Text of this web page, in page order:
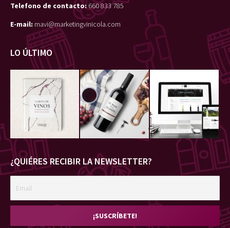
Telefono de contacto:660 833 785
E-mail: mavi@marketingvinicola.com
LO ÚLTIMO
¿QUIÉRES RECIBIR LA NEWSLETTER?